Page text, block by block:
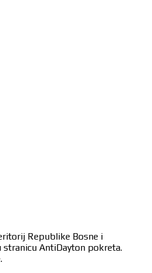
Republike Bosne i
stranicu AntiDayton pokreta.